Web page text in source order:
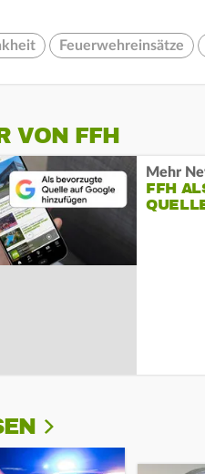
Feuerwehreinsätze
VON FFH
Mehr
FFH